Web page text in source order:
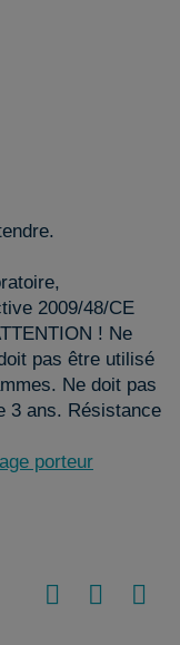
2009/48/CE
! Ne
pas être utilisé
Ne doit pas
3 ans. Résistance
porteur